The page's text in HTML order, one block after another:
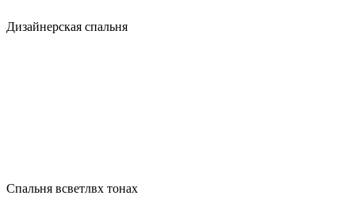
Дизайнерская спальня
Спальня всветлвх тонах